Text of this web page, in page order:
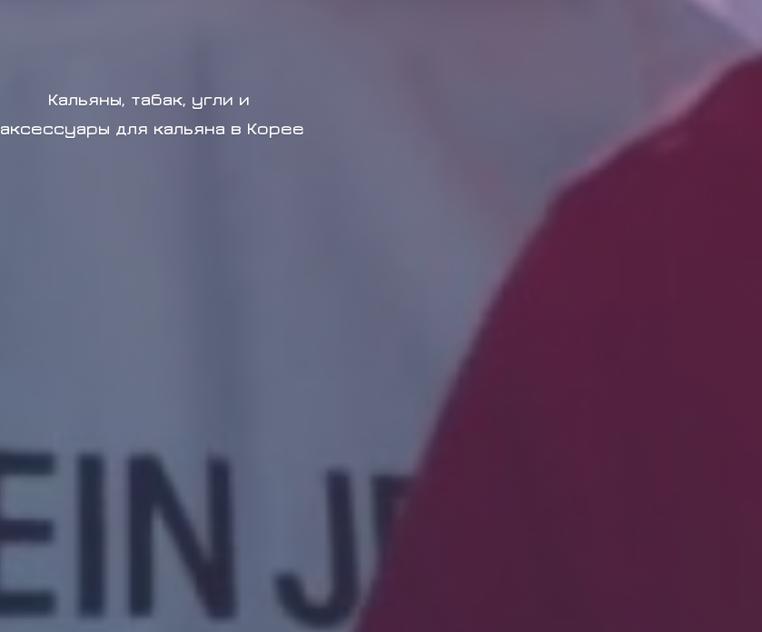
Кальяны, табак, угли и
аксессуары для кальяна в Корее